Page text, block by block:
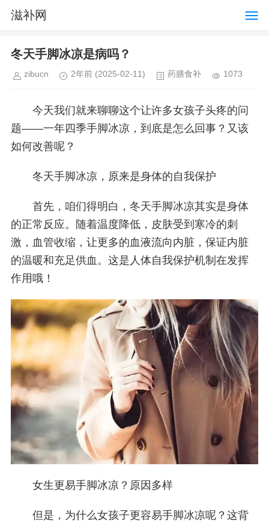
滋补网
冬天手脚冰凉是病吗？
zibucn 2年前 (2025-02-11) 药膳食补 1073
今天我们就来聊聊这个让许多女孩子头疼的问
题——一年四季手脚冰凉，到底是怎么回事？又该
如何改善呢？
冬天手脚冰凉，原来是身体的自我保护
首先，咱们得明白，冬天手脚冰凉其实是身体
的正常反应。随着温度降低，皮肤受到寒冷的刺
激，血管收缩，让更多的血液流向内脏，保证内脏
的温暖和充足供血。这是人体自我保护机制在发挥
作用哦！
女生更易手脚冰凉？原因多样
但是，为什么女孩子更容易手脚冰凉呢？这背